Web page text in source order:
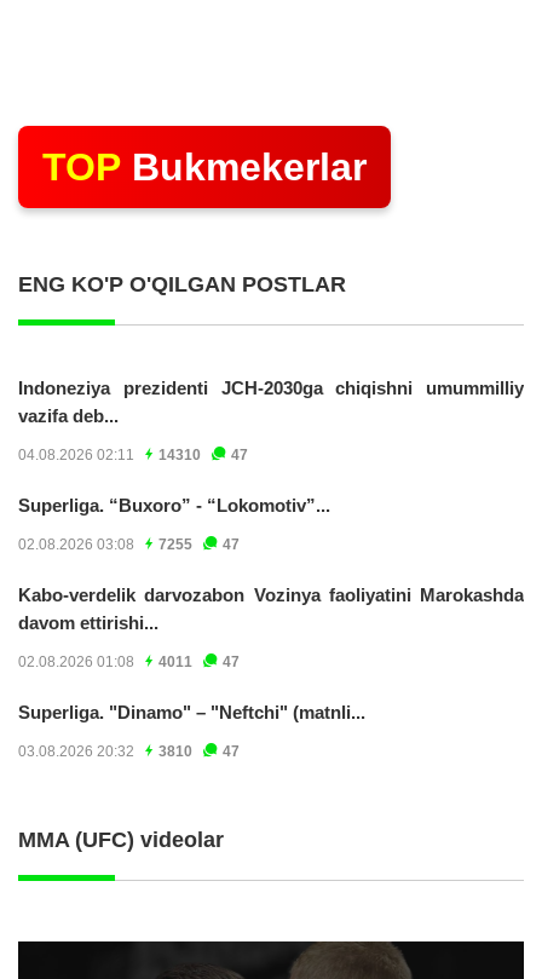
TOP Bukmekerlar
ENG KO'P O'QILGAN POSTLAR
Indoneziya prezidenti JCH-2030ga chiqishni umummilliy
vazifa deb...
04.08.2026 02:11 14310 47
Superliga. “Buxoro” - “Lokomotiv”...
02.08.2026 03:08 7255 47
Kabo-verdelik darvozabon Vozinya faoliyatini Marokashda
davom ettirishi...
02.08.2026 01:08 4011 47
Superliga. "Dinamo" – "Neftchi" (matnli...
03.08.2026 20:32 3810 47
MMA (UFC) videolar